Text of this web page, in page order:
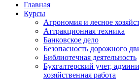
Главная
Курсы
Агрономия и лесное
Аттракционная техника
Банковское дело
Безопасность дорожного
Библиотечная деятельность
Бухгалтерский учет,
хозяйственная работа